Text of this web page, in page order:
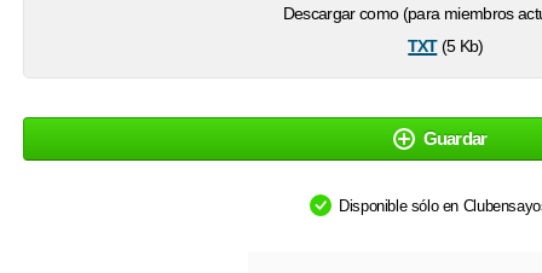
Descargar como (para miembros
txt(5 Kb)
Guardar
Disponible sólo en